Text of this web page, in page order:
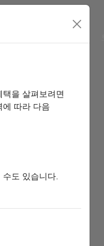
을 살펴보려면
에 따라 다음
수도 있습니다.